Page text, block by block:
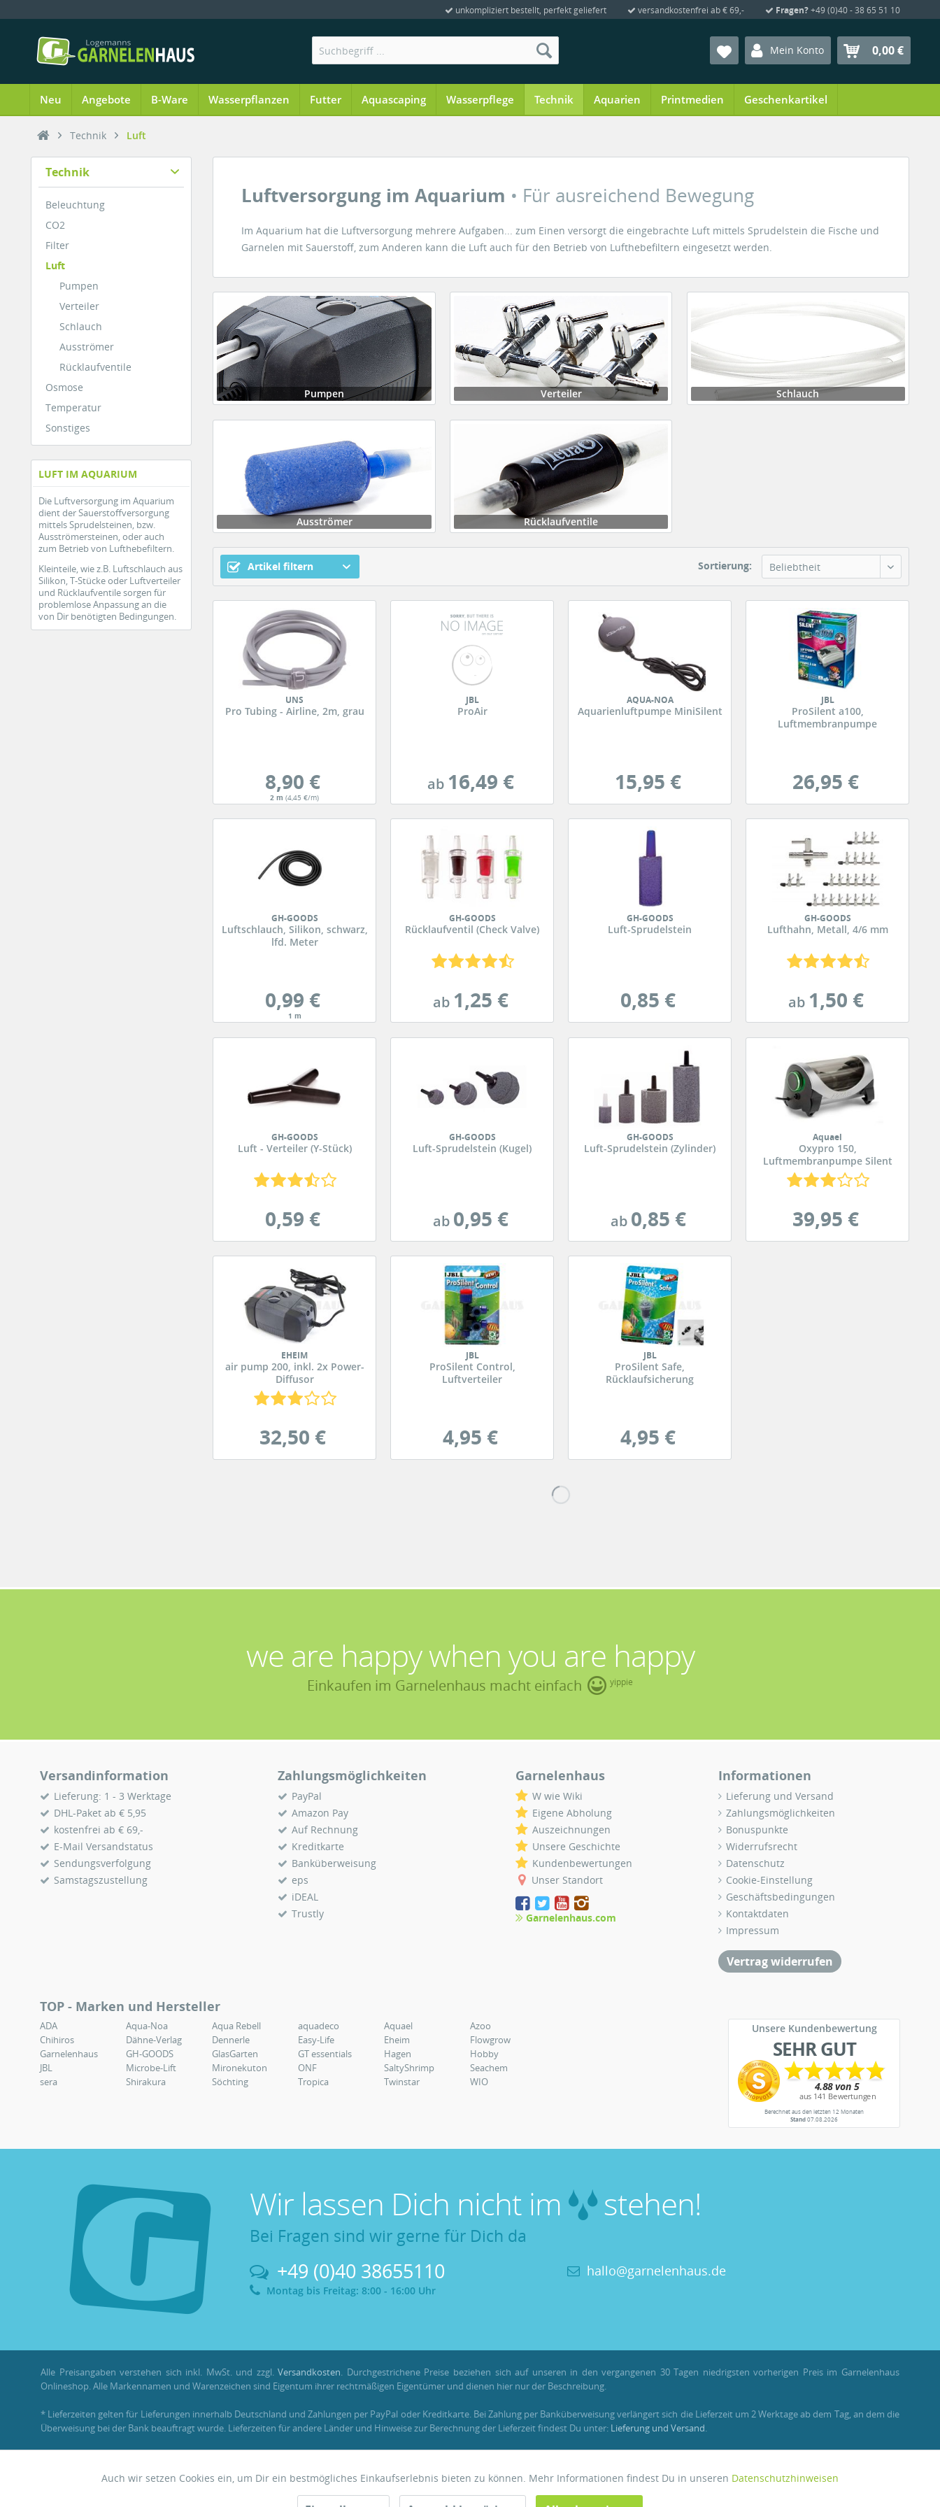
unkompliziert bestellt, perfekt geliefert versandkostenfrei ab € 69,- Fragen?+49 (0)40 - 38 65 51 10
Mein Konto 0,00 €
Neu Angebote B-Ware Wasserpflanzen Futter Aquascaping Wasserpflege Technik Aquarien Printmedien Geschenkartikel
Technik Luft
Technik
Beleuchtung
CO2
Filter
Luft
Pumpen
Verteiler
Schlauch
Ausströmer
Rücklaufventile
Osmose
Temperatur
Sonstiges
LUFT IM AQUARIUM
Die Luftversorgung im Aquarium
dient der Sauerstoffversorgung
mittels Sprudelsteinen, bzw.
Ausströmersteinen, oder auch
zum Betrieb von Lufthebefiltern.
Kleinteile, wie z.B. Luftschlauch aus
Silikon, T-Stücke oder Luftverteiler
und Rücklaufventile sorgen für
problemlose Anpassung an die
von Dir benötigten Bedingungen.
Luftversorgung im Aquarium • Für ausreichend Bewegung
Im Aquarium hat die Luftversorgung mehrere Aufgaben... zum Einen versorgt die eingebrachte Luft mittels Sprudelstein die Fische und
Garnelen mit Sauerstoff, zum Anderen kann die Luft auch für den Betrieb von Lufthebefiltern eingesetzt werden.
Pumpen Verteiler Schlauch
Ausströmer Rücklaufventile
Artikel filtern Sortierung: Beliebtheit
UNS
Pro Tubing - Airline, 2m, grau
8,90 €
2 m(4,45 €/m)
JBL
ProAir
ab16,49 €
AQUA-NOA
Aquarienluftpumpe MiniSilent
15,95 €
JBL
ProSilent a100,
Luftmembranpumpe
26,95 €
GH-GOODS
Luftschlauch, Silikon, schwarz,
lfd. Meter
0,99 €
1 m
GH-GOODS
Rücklaufventil (Check Valve)
ab1,25 €
GH-GOODS
Luft-Sprudelstein
0,85 €
GH-GOODS
Lufthahn, Metall, 4/6 mm
ab1,50 €
GH-GOODS
Luft - Verteiler (Y-Stück)
0,59 €
GH-GOODS
Luft-Sprudelstein (Kugel)
ab0,95 €
GH-GOODS
Luft-Sprudelstein (Zylinder)
ab0,85 €
Aquael
Oxypro 150,
Luftmembranpumpe Silent
39,95 €
EHEIM
air pump 200, inkl. 2x Power-
Diffusor
32,50 €
JBL
ProSilent Control,
Luftverteiler
4,95 €
JBL
ProSilent Safe,
Rücklaufsicherung
4,95 €
we are happy when you are happy
Einkaufen im Garnelenhaus macht einfach yippie
Versandinformation
Lieferung: 1 - 3 Werktage
DHL-Paket ab € 5,95
kostenfrei ab € 69,-
E-Mail Versandstatus
Sendungsverfolgung
Samstagszustellung
Zahlungsmöglichkeiten
PayPal
Amazon Pay
Auf Rechnung
Kreditkarte
Banküberweisung
eps
iDEAL
Trustly
Garnelenhaus
W wie Wiki
Eigene Abholung
Auszeichnungen
Unsere Geschichte
Kundenbewertungen
Unser Standort
Garnelenhaus.com
Informationen
Lieferung und Versand
Zahlungsmöglichkeiten
Bonuspunkte
Widerrufsrecht
Datenschutz
Cookie-Einstellung
Geschäftsbedingungen
Kontaktdaten
Impressum
Vertrag widerrufen
TOP - Marken und Hersteller
ADA Aqua-Noa Aqua Rebell aquadeco Aquael
Azoo
Chihiros
Dähne-Verlag Dennerle Easy-Life Eheim
Flowgrow
Garnelenhaus
GH-GOODS GlasGarten GT essentials Hagen
Hobby
JBL
Microbe-Lift Mironekuton ONF SaltyShrimp
Seachem
sera
Shirakura Söchting Tropica Twinstar WIO
Unsere Kundenbewertung
SEHR GUT
Berechnet aus den letzten 12 Monaten
Stand07.08.2026
Wir lassen Dich nicht im stehen!
Bei Fragen sind wir gerne für Dich da
+49 (0)40 38655110
Montag bis Freitag: 8:00 - 16:00 Uhr
hallo@garnelenhaus.de
Alle Preisangaben verstehen sich inkl. MwSt. und zzgl.Versandkosten. Durchgestrichene Preise beziehen sich auf unseren in den vergangenen 30 Tagen niedrigsten vorherigen Preis im Garnelenhaus
Onlineshop. Alle Markennamen und Warenzeichen sind Eigentum ihrer rechtmäßigen Eigentümer und dienen hier nur der Beschreibung.
* Lieferzeiten gelten für Lieferungen innerhalb Deutschland und Zahlungen per PayPal oder Kreditkarte. Bei Zahlung per Banküberweisung verlängert sich die Lieferzeit um 2 Werktage ab dem Tag, an dem die
Überweisung bei der Bank beauftragt wurde. Lieferzeiten für andere Länder und Hinweise zur Berechnung der Lieferzeit findest Du unter: Lieferung und Versand.
Aktiv
Auch wir setzen Cookies ein, um Dir ein bestmögliches Einkaufserlebnis bieten zu können. Mehr Informationen findest Du in unseren Datenschutzhinweisen